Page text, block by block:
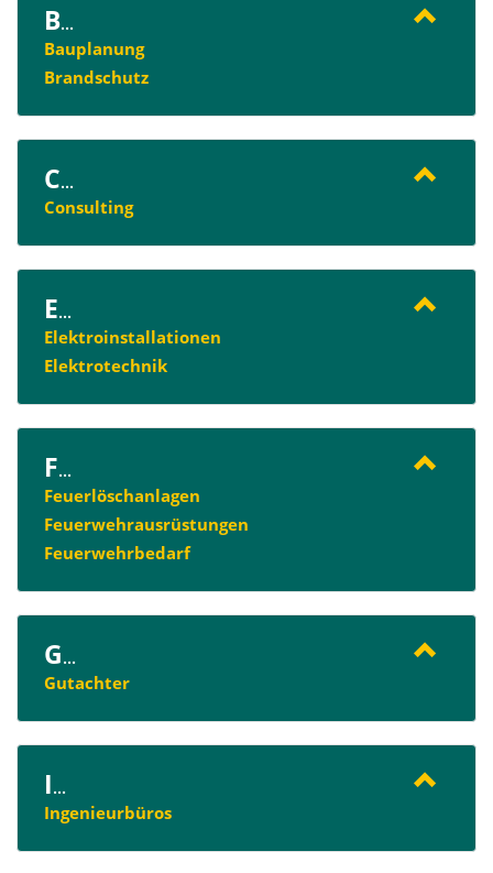
B...
Bauplanung
Brandschutz
C...
Consulting
E...
Elektroinstallationen
Elektrotechnik
F...
Feuerlöschanlagen
Feuerwehrausrüstungen
Feuerwehrbedarf
G...
Gutachter
I...
Ingenieurbüros